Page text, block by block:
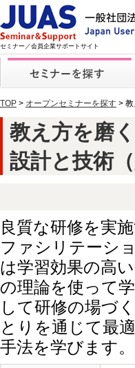
セミナー／会員企業サポートサイト
TOP > オープンセミナーを探す >
教え方を磨
設計と技術
良質な研修を実
ファシリテーシ
は学習効果の高
の理論を使って
して研修の場づ
とりを通じて最
手法を学びます。